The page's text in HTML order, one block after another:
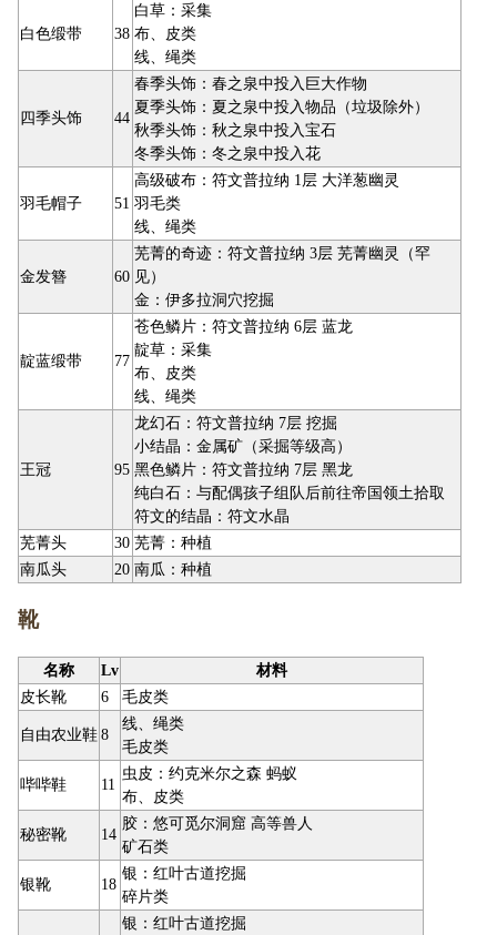
白色缎带 38
白草：采集
布、皮类
线、绳类
四季头饰 44
春季头饰：春之泉中投入巨大作物
夏季头饰：夏之泉中投入物品（垃圾除外）
秋季头饰：秋之泉中投入宝石
冬季头饰：冬之泉中投入花
羽毛帽子 51
高级破布：符文普拉纳 1层 大洋葱幽灵
羽毛类
线、绳类
金发簪 60
芜菁的奇迹：符文普拉纳 3层 芜菁幽灵（罕
见）
金：伊多拉洞穴挖掘
靛蓝缎带 77
苍色鳞片：符文普拉纳 6层 蓝龙
靛草：采集
布、皮类
线、绳类
王冠 95
龙幻石：符文普拉纳 7层 挖掘
小结晶：金属矿（采掘等级高）
黑色鳞片：符文普拉纳 7层 黑龙
纯白石：与配偶孩子组队后前往帝国领土拾取
符文的结晶：符文水晶
芜菁头
30 芜菁：种植
南瓜头
20 南瓜：种植
靴
名称 Lv
材料
皮长靴
6 毛皮类
自由农业鞋8
线、绳类
毛皮类
哔哔鞋 11
虫皮：约克米尔之森 蚂蚁
布、皮类
秘密靴 14
胶：悠可觅尔洞窟 高等兽人
矿石类
银靴 18
银：红叶古道挖掘
碎片类
银：红叶古道挖掘